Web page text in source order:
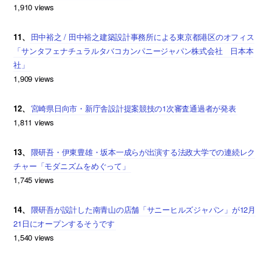
1,910 views
11、
田中裕之 / 田中裕之建築設計事務所による東京都港区のオフィス
「サンタフェナチュラルタバコカンパニージャパン株式会社 日本本
社」
1,909 views
12、 宮崎県日向市・新庁舎設計提案競技の1次審査通過者が発表
1,811 views
13、 隈研吾・伊東豊雄・坂本一成らが出演する法政大学での連続レク
チャー「モダニズムをめぐって」
1,745 views
14、 隈研吾が設計した南青山の店舗「サニーヒルズジャパン」が12月
21日にオープンするそうです
1,540 views